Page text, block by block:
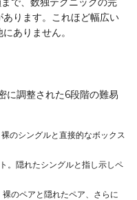
ります。これほど幅広い
ありません。
調整された6段階の難易
のシングルと直接的なボックス
。隠れたシングルと指し示しペ
のペアと隠れたペア、さらに